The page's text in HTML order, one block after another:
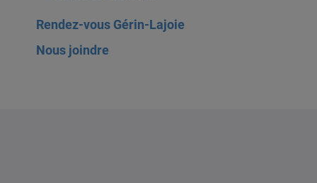
Rendez-vous Gérin-Lajoie
Nous joindre